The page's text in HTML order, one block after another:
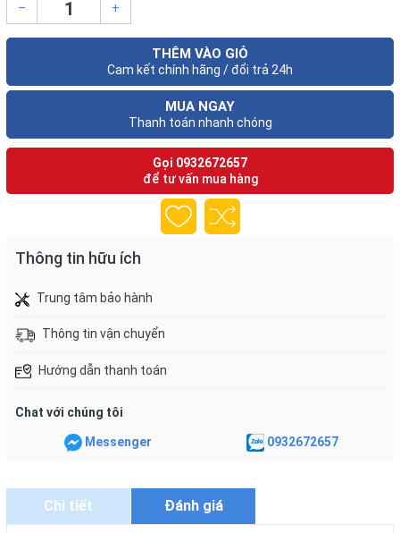
– +
THÊM VÀO GIỎ
Cam kết chính hãng / đổi trả 24h
MUA NGAY
Thanh toán nhanh chóng
Gọi 0932672657
để tư vấn mua hàng
Thông tin hữu ích
Trung tâm bảo hành
Thông tin vận chuyển
Hướng dẫn thanh toán
Chat với chúng tôi
Messenger 0932672657
Chi tiết Đánh giá